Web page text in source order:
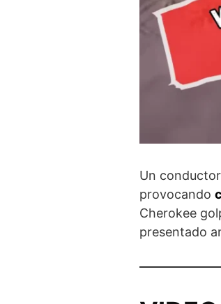
Un
provocando
Cherokee
presentado